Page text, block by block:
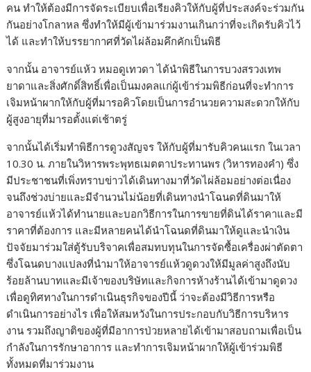
คน ทำให้ต้องมีการจัดระเบียบเพื่อเรียงคิวให้กับผู้ที่ประสงค์จะร่วมกัน
กันอย่างโกลาหล ซึ่งทำให้มีผู้เข้ามาร่วมงานเกินกว่าที่จะเกิดรับคิวไว้
ได้ และทำให้บรรยากาศที่วัดไผ่ล้อมคึกคักเป็นพิธี
จากนั้น อาจารย์แห้ว หมอดูเทวดา ได้นำพิธีในการบวงสรวงเทพ
ยาดาและสิ่งศักดิ์สิทธิ์เพื่อเป็นมงคลแก่ผู้เข้าร่วมพิธีก่อนที่จะทำการ
เจิมหน้าผากให้กับผู้ที่มารอคิวโดยเป็นการอำนวยความสะดวกให้กับ
ผู้สูงอายุที่มารอตั้งแต่เช้าตรู่
จากนั้นได้เริ่มทำพิธีการดูวงสัญจร ให้กับผู้ที่มารับคิวคนแรก ในเวลา
10.30 น. ภายในวิหารพระพุทธเมตตาประทานพร (วิหารทองคำ) ซึ่ง
มีประชาชนที่เพิ่งทราบข่าวได้เดินทางมาที่วัดไผ่ล้อมอย่างต่อเนื่อง
จนถึงช่วงบ่ายและมีจำนวนไม่น้อยที่เดินทางนำโฉนดที่ดินมาให้
อาจารย์แห้วได้ทำนายและบอกวิธีการในการขายที่ดินได้ราคาและมี
ราคาที่ต้องการ และมีหลายคนได้นำโฉนดที่ดินมาให้ดูและนำเงิน
ปัจจัยมาร่วมใส่ตู้รับบริจาคเพื่อสมทบทุนในการจัดซื้อเครื่องผ่าตัดตา
ซึ่งโฉนดบางแปลงที่นำมาให้อาจารย์แห้วดูดวงให้มีมูลค่าสูงถึงนับ
ร้อยล้านบาทและมีเจ้าของบริษัทและกิจการห้างร้านได้เข้ามาดูดวง
เพื่อดูทิศทางในการดำเนินธุรกิจของปีนี้ ว่าจะต้องมีวิธีการหรือ
ดำเนินการอย่างไร เพื่อให้สมหวังในการประกอบกับวิธีการบริหาร
งาน รวมถึงญาติของผู้ที่มีอาการป่วยหลายได้เข้ามาสอบถามเพื่อเป็น
กำลังในการรักษาอาการ และทำการเจิมหน้าผากให้ผู้เข้าร่วมพิธี
ทั้งหมดที่มาร่วมงาน